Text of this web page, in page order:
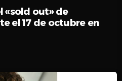
«sold out» de
el 17 de octubre en